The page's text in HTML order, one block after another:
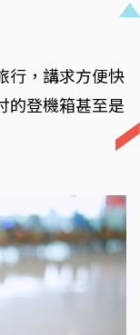
行，講求方便快
的登機箱甚至是